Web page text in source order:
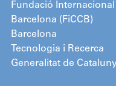
Fundació
Barcelona (FiCCB)
Barcelona
Tecnologia i Recerca
Generalitat de